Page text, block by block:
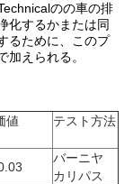
のの車の排
化するかまたは同
るために、このプ
えられる。
値 テスト方法
バーニヤ
カリパス